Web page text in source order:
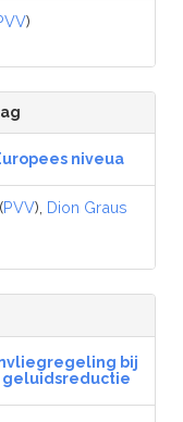
)
niveua
(PVV), Dion Graus
bij
geluidsreductie